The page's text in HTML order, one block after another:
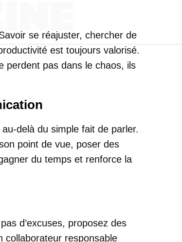
se réajuster, chercher de
est toujours valorisé.
perdent pas dans le chaos, ils
delà du simple fait de parler.
point de vue, poser des
du temps et renforce la
d’excuses, proposez des
collaborateur responsable